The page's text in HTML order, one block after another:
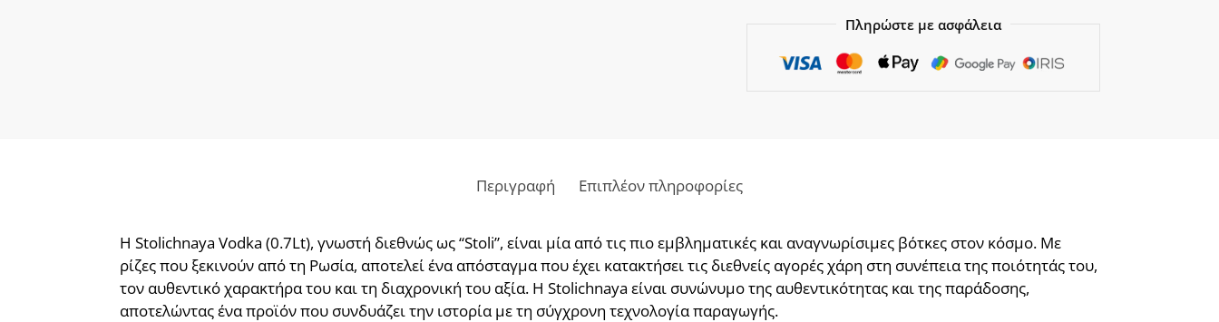
Πληρώστε με ασφάλεια
Περιγραφή Επιπλέον πληροφορίες
Η Stolichnaya Vodka (0.7Lt), γνωστή διεθνώς ως “Stoli”, είναι μία από τις πιο εμβληματικές και αναγνωρίσιμες βότκες στον κόσμο. Με
ρίζες που ξεκινούν από τη Ρωσία, αποτελεί ένα απόσταγμα που έχει κατακτήσει τις διεθνείς αγορές χάρη στη συνέπεια της ποιότητάς του,
τον αυθεντικό χαρακτήρα του και τη διαχρονική του αξία. Η Stolichnaya είναι συνώνυμο της αυθεντικότητας και της παράδοσης,
αποτελώντας ένα προϊόν που συνδυάζει την ιστορία με τη σύγχρονη τεχνολογία παραγωγής.